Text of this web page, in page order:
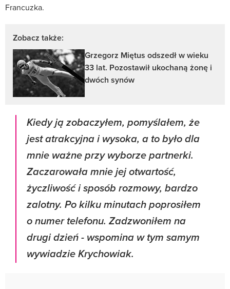
Francuzka.
Zobacz także:
Grzegorz Miętus odszedł w wieku
33 lat. Pozostawił ukochaną żonę i
dwóch synów
Kiedy ją zobaczyłem, pomyślałem, że
jest atrakcyjna i wysoka, a to było dla
mnie ważne przy wyborze partnerki.
Zaczarowała mnie jej otwartość,
życzliwość i sposób rozmowy, bardzo
zalotny. Po kilku minutach poprosiłem
o numer telefonu. Zadzwoniłem na
drugi dzień - wspomina w tym samym
wywiadzie Krychowiak.